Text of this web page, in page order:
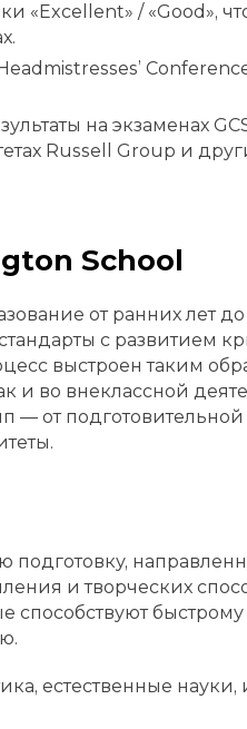
«Excellent» / «Good»,
на экзаменах
Russell Group и
School
от ранних лет
с развитием
выстроен таким
и во внеклассной
— от
подготовку,
и творческих
естественные науки,